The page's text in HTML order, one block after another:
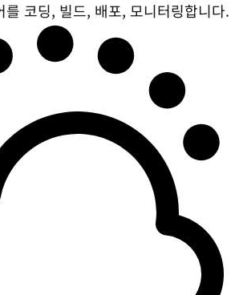
를 코딩, 빌드, 배포, 모니터링합니다.